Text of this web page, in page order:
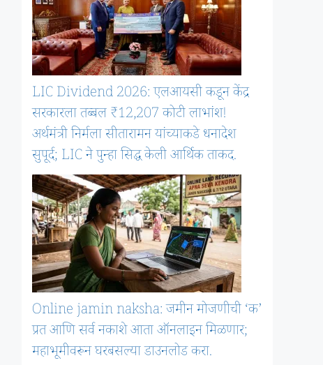
LIC Dividend 2026: एलआयसी कडून केंद्र
सरकारला तब्बल ₹12,207 कोटी लाभांश!
अर्थमंत्री निर्मला सीतारामन यांच्याकडे धनादेश
सुपूर्द; LIC ने पुन्हा सिद्ध केली आर्थिक ताकद.
Online jamin naksha: जमीन मोजणीची ‘क’
प्रत आणि सर्व नकाशे आता ऑनलाइन मिळणार;
महाभूमीवरून घरबसल्या डाउनलोड करा.